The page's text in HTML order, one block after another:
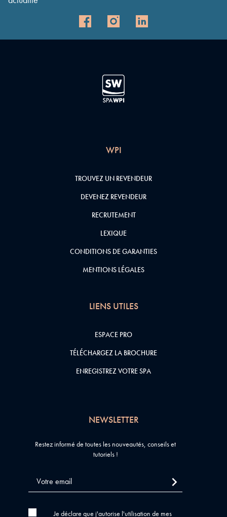
WPI
TROUVEZ UN REVENDEUR
DEVENEZ REVENDEUR
RECRUTEMENT
LEXIQUE
CONDITIONS DE GARANTIES
MENTIONS LÉGALES
LIENS UTILES
ESPACE PRO
TÉLÉCHARGEZ LA BROCHURE
ENREGISTREZ VOTRE SPA
NEWSLETTER
Restez informé de toutes les nouveautés, conseils et
tutoriels !
Je déclare que j'autorise l'utilisation de mes